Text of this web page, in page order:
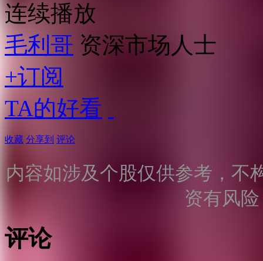
连续播放
毛利哥 资深市场人士
+订阅
TA的好看
收藏 分享到 评论
内容如涉及个股仅供参考，不
资有风
评论